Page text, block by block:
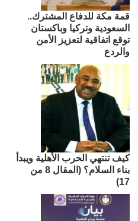
قمة مكة للدفاع المشترك..
السعودية وتركيا وباكستان
توقع اتفاقية لتعزيز الأمن
والردع
كيف تنتهي الحرب الأهلية ويبدأ
بناء السلام؟ (المقال 8 من
17)